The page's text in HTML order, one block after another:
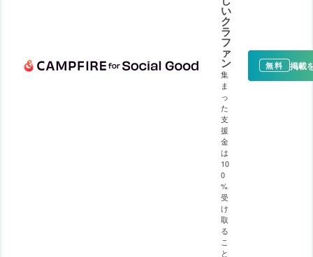
い
ク
ラ
フ
ァ
ン
集
ま
っ
た
支
援
金
は
10
0
%
受
け
取
る
こ
と
無料 掲載